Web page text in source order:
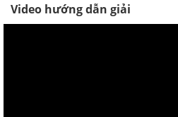
Video hướng dẫn giải